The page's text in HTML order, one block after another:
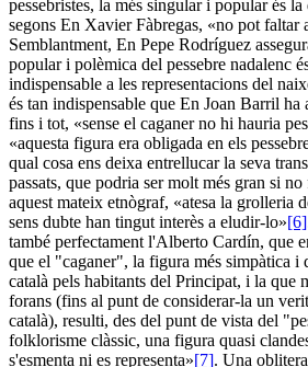
pessebristes, la més singular i popular és la
segons En Xavier Fàbregas, «no pot faltar
Semblantment, En Pepe Rodríguez
popular i polèmica del pessebre nadalenc
indispensable a les representacions del
és tan indispensable que En Joan Barril
fins i tot, «sense el caganer no hi hauria
«aquesta figura era obligada en els
qual cosa ens deixa entrellucar la seva
passats, que podria ser molt més gran si
aquest mateix etnògraf, «atesa la grolleria
sens dubte han tingut interès a eludir-lo»[6]
també perfectament l'Alberto Cardín, que
que el "caganer", la figura més simpàtica i
català pels habitants del Principat, i la que
forans (fins al punt de considerar-la un
català), resulti, des del punt de vista del
folklorisme clàssic, una figura quasi
s'esmenta ni es representa»[7]. Una